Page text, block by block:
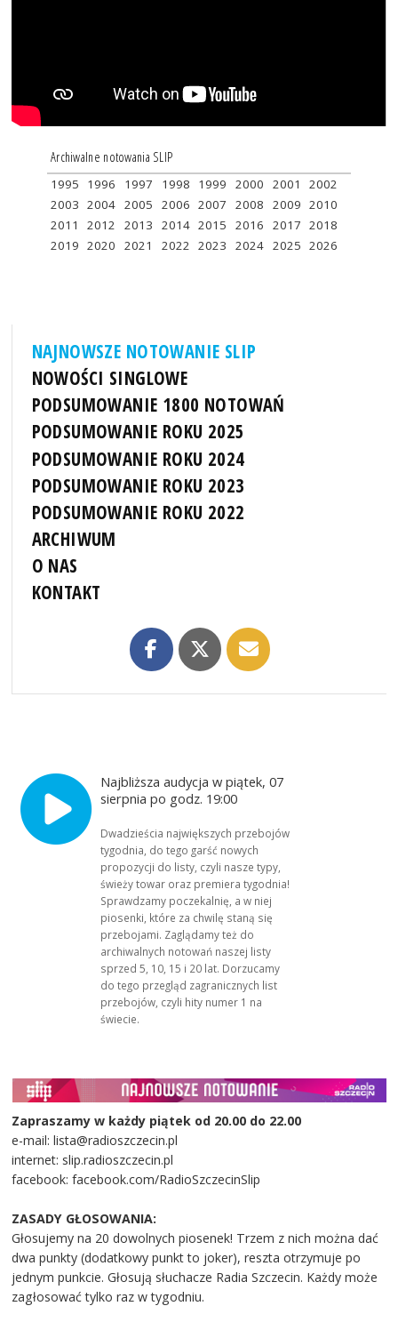
Archiwalne notowania SLIP
1995 1996 1997 1998 1999 2000 2001
2002
2003 2004 2005 2006 2007 2008 2009 2010
2011
2012 2013 2014 2015 2016 2017 2018
2019 2020 2021 2022 2023 2024 2025 2026
NAJNOWSZE NOTOWANIE SLIP
NOWOŚCI SINGLOWE
PODSUMOWANIE 1800 NOTOWAŃ
PODSUMOWANIE ROKU 2025
PODSUMOWANIE ROKU 2024
PODSUMOWANIE ROKU 2023
PODSUMOWANIE ROKU 2022
ARCHIWUM
O NAS
KONTAKT
Najbliższa audycja w piątek, 07
sierpnia po godz. 19:00
Dwadzieścia największych przebojów
tygodnia, do tego garść nowych
propozycji do listy, czyli nasze typy,
świeży towar oraz premiera tygodnia!
Sprawdzamy poczekalnię, a w niej
piosenki, które za chwilę staną się
przebojami. Zaglądamy też do
archiwalnych notowań naszej listy
sprzed 5, 10, 15 i 20 lat. Dorzucamy
do tego przegląd zagranicznych list
przebojów, czyli hity numer 1 na
świecie.
Zapraszamy w każdy piątek od 20.00 do 22.00
e-mail: lista@radioszczecin.pl
internet: slip.radioszczecin.pl
facebook: facebook.com/RadioSzczecinSlip
ZASADY GŁOSOWANIA:
Głosujemy na 20 dowolnych piosenek! Trzem z nich można dać
dwa punkty (dodatkowy punkt to joker), reszta otrzymuje po
jednym punkcie. Głosują słuchacze Radia Szczecin. Każdy może
zagłosować tylko raz w tygodniu.